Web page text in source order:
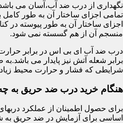
نگهداری از درب ضد آب،آسان می
تمامی اجزای ساختار آن به طور کامل
اجزای ساختار آن به طور پیوسته در
منسجم آن از هم گسسته نمی شود.
درب ضد آب ای بی اس در برابر حرارت
برابر شعله آتش نیز پایدار می
شرایطی که فشار و حرارت محیط
هنگام خرید درب ضد حریق به چه
اساسی برای آزمایش در ضد حریق به